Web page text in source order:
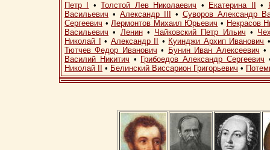
Петр I •Толстой Лев Николаевич • Екатерина II •
Васильевич • Александр III • Суворов Александр
Сергеевич •Лермонтов Михаил Юрьевич • Некрасов
Васильевич • Ленин• Чайковский Петр Ильич •
Николай I
• Александр II • Куинджи Архип Иванович
Тютчев Федор Иванович • Бунин Иван Алексеевич •
Василий Никитич • Грибоедов Александр Сергеевич
Николай II
• Белинский Виссарион Григорьевич •